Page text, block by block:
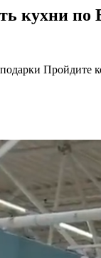
кухни
Пройдите